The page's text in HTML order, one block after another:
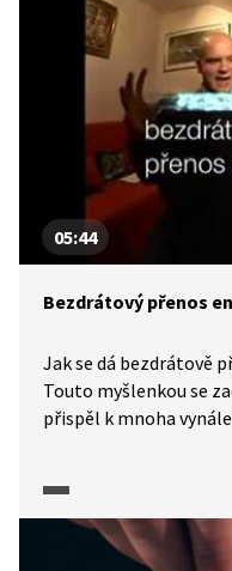
experimenty lze s
model indukční brzdy
či paramagnetické?
05:44
Bezdrátový přenos
Jak se dá bezdrátově
Touto myšlenkou se
přispěl k mnoha
polem. Michael vám se
pokusů